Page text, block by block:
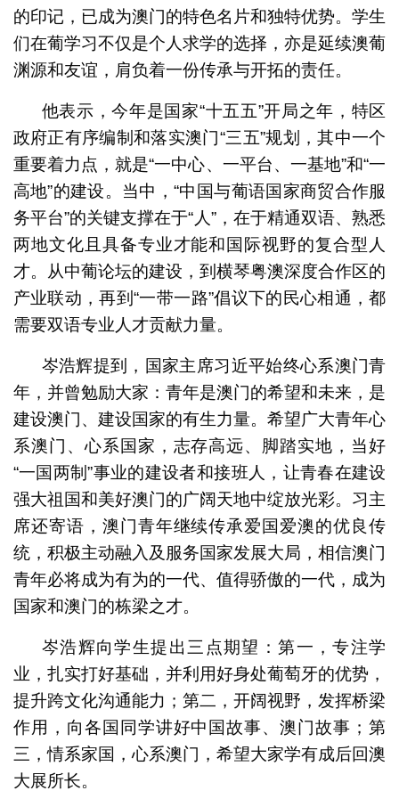
的印记，已成为澳门的特色名片和独特优势。学生
们在葡学习不仅是个人求学的选择，亦是延续澳葡
渊源和友谊，肩负着一份传承与开拓的责任。
他表示，今年是国家“十五五”开局之年，特区
政府正有序编制和落实澳门“三五”规划，其中一个
重要着力点，就是“一中心、一平台、一基地”和“一
高地”的建设。当中，“中国与葡语国家商贸合作服
务平台”的关键支撑在于“人”，在于精通双语、熟悉
两地文化且具备专业才能和国际视野的复合型人
才。从中葡论坛的建设，到横琴粤澳深度合作区的
产业联动，再到“一带一路”倡议下的民心相通，都
需要双语专业人才贡献力量。
岑浩辉提到，国家主席习近平始终心系澳门青
年，并曾勉励大家：青年是澳门的希望和未来，是
建设澳门、建设国家的有生力量。希望广大青年心
系澳门、心系国家，志存高远、脚踏实地，当好
“一国两制”事业的建设者和接班人，让青春在建设
强大祖国和美好澳门的广阔天地中绽放光彩。习主
席还寄语，澳门青年继续传承爱国爱澳的优良传
统，积极主动融入及服务国家发展大局，相信澳门
青年必将成为有为的一代、值得骄傲的一代，成为
国家和澳门的栋梁之才。
岑浩辉向学生提出三点期望：第一，专注学
业，扎实打好基础，并利用好身处葡萄牙的优势，
提升跨文化沟通能力；第二，开阔视野，发挥桥梁
作用，向各国同学讲好中国故事、澳门故事；第
三，情系家国，心系澳门，希望大家学有成后回澳
大展所长。